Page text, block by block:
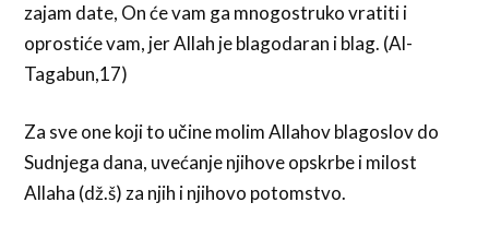
zajam date, On će vam ga mnogostruko vratiti i
oprostiće vam, jer Allah je blagodaran i blag. (Al-
Tagabun,17)
Za sve one koji to učine molim Allahov blagoslov do
Sudnjega dana, uvećanje njihove opskrbe i milost
Allaha (dž.š) za njih i njihovo potomstvo.